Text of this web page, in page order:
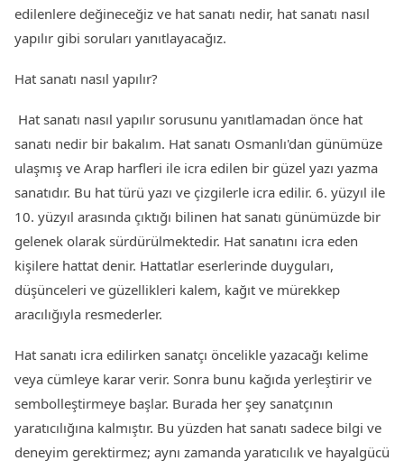
edilenlere değineceğiz ve hat sanatı nedir, hat sanatı nasıl
yapılır gibi soruları yanıtlayacağız.
Hat sanatı nasıl yapılır?
Hat sanatı nasıl yapılır sorusunu yanıtlamadan önce hat
sanatı nedir bir bakalım. Hat sanatı Osmanlı'dan günümüze
ulaşmış ve Arap harfleri ile icra edilen bir güzel yazı yazma
sanatıdır. Bu hat türü yazı ve çizgilerle icra edilir. 6. yüzyıl ile
10. yüzyıl arasında çıktığı bilinen hat sanatı günümüzde bir
gelenek olarak sürdürülmektedir. Hat sanatını icra eden
kişilere hattat denir. Hattatlar eserlerinde duyguları,
düşünceleri ve güzellikleri kalem, kağıt ve mürekkep
aracılığıyla resmederler.
Hat sanatı icra edilirken sanatçı öncelikle yazacağı kelime
veya cümleye karar verir. Sonra bunu kağıda yerleştirir ve
sembolleştirmeye başlar. Burada her şey sanatçının
yaratıcılığına kalmıştır. Bu yüzden hat sanatı sadece bilgi ve
deneyim gerektirmez; aynı zamanda yaratıcılık ve hayalgücü